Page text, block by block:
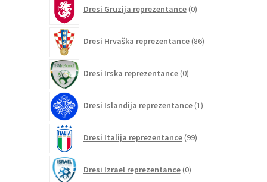
Dresi Gruzija reprezentance 0izdelkov
Dresi Hrvaška reprezentance 86izdelkov
Dresi Irska reprezentance 0izdelkov
Dresi Islandija reprezentance 1izdelek
Dresi Italija reprezentance 99izdelkov
Dresi Izrael reprezentance 0izdelkov